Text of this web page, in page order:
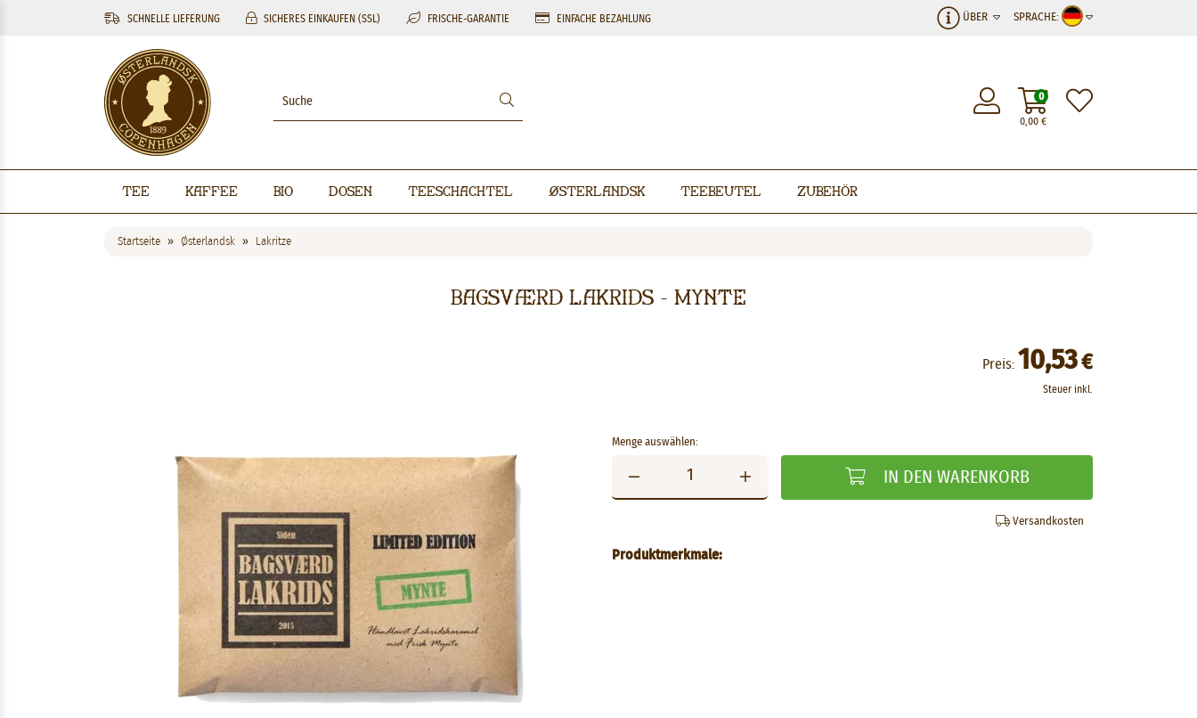
SCHNELLE LIEFERUNG SICHERES EINKAUFEN (SSL) FRISCHE-GARANTIE EINFACHE BEZAHLUNG SPRACHE:
ÜBER
0,00€
0
Tee Kaffee BIO Dosen Teeschachtel Østerlandsk Teebeutel Zubehör
Startseite Østerlandsk Lakritze
Bagsværd Lakrids - Mynte
Preis: 10,53€
Steuer inkl.
Menge auswählen:
IN DEN WARENKORB
Versandkosten
Produktmerkmale: